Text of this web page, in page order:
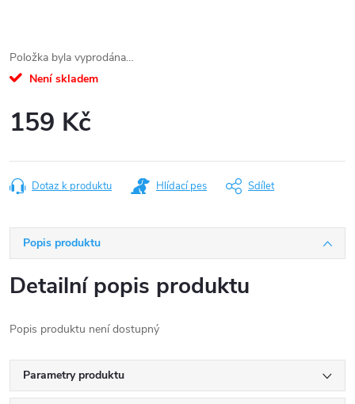
Položka byla vyprodána…
Není skladem
159 Kč
cena:
Dotaz k produktu Hlídací pes Sdílet
Popis produktu
Detailní popis produktu
Popis produktu není dostupný
Parametry produktu